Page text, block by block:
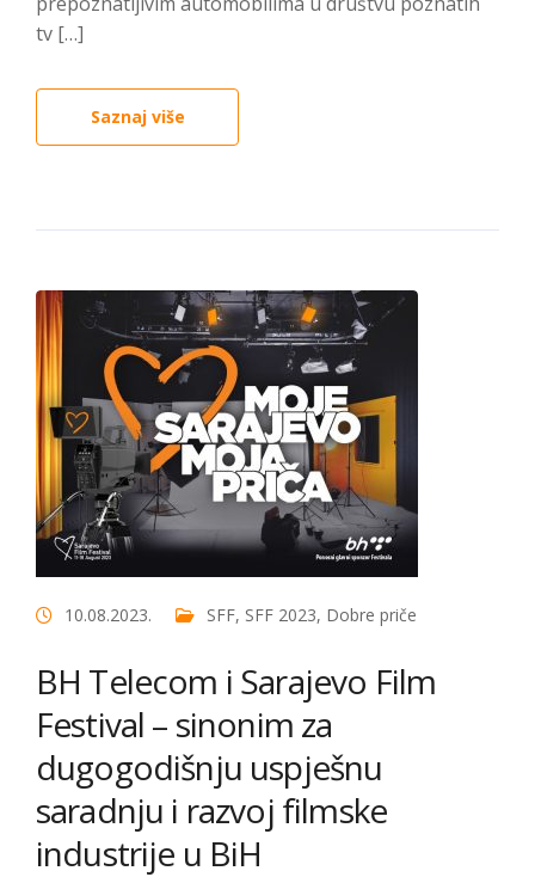
tv […]
Saznaj više
10.08.2023. SFF, SFF 2023, Dobre priče
BH Telecom i Sarajevo Film
Festival – sinonim za
dugogodišnju uspješnu
saradnju i razvoj filmske
industrije u BiH